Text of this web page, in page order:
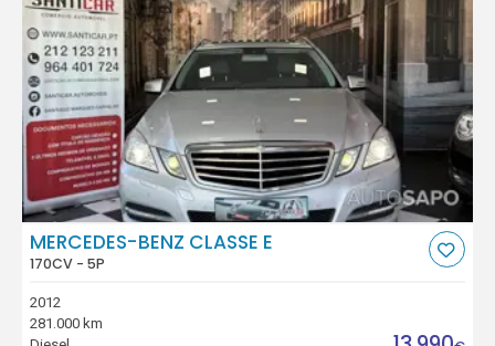
MERCEDES-BENZ CLASSE E
170CV - 5P
2012
281.000 km